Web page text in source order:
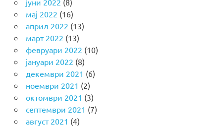
мај 2022 (16)
април 2022 (13)
март 2022 (13)
февруари 2022 (10)
јануари 2022 (8)
декември 2021 (6)
ноември 2021 (2)
октомври 2021 (3)
септември 2021 (7)
август 2021 (4)